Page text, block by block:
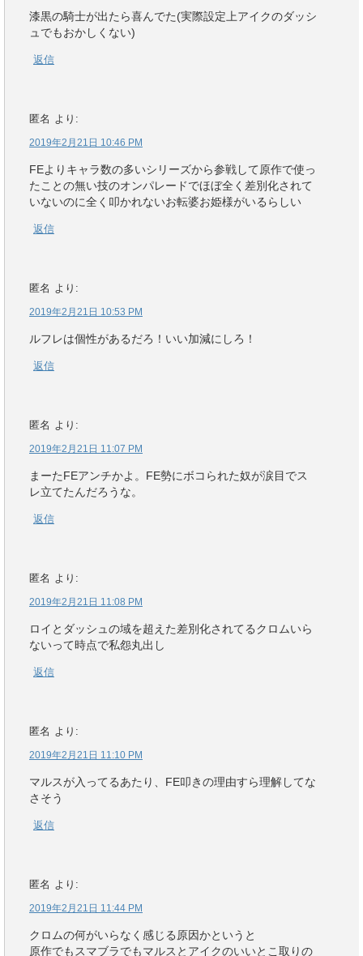
漆黒の騎士が出たら喜んでた(実際設定上アイクのダッシ
ュでもおかしくない)
返信
匿名 より:
2019年2月21日 10:46 PM
FEよりキャラ数の多いシリーズから参戦して原作で使っ
たことの無い技のオンパレードでほぼ全く差別化されて
いないのに全く叩かれないお転婆お姫様がいるらしい
返信
匿名 より:
2019年2月21日 10:53 PM
ルフレは個性があるだろ！いい加減にしろ！
返信
匿名 より:
2019年2月21日 11:07 PM
まーたFEアンチかよ。FE勢にボコられた奴が涙目でス
レ立てたんだろうな。
返信
匿名 より:
2019年2月21日 11:08 PM
ロイとダッシュの域を超えた差別化されてるクロムいら
ないって時点で私怨丸出し
返信
匿名 より:
2019年2月21日 11:10 PM
マルスが入ってるあたり、FE叩きの理由すら理解してな
さそう
返信
匿名 より:
2019年2月21日 11:44 PM
クロムの何がいらなく感じる原因かというと
原作でもスマブラでもマルスとアイクのいいとこ取りの